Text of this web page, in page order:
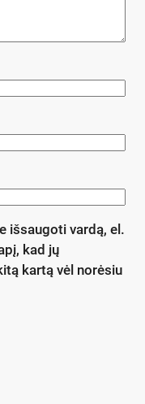
išsaugoti vardą, el.
kad jų
kartą vėl norėsiu